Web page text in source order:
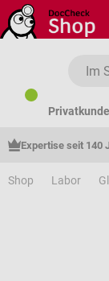
Zum Hauptinhalt
Expertise seit 140
Shop Labor